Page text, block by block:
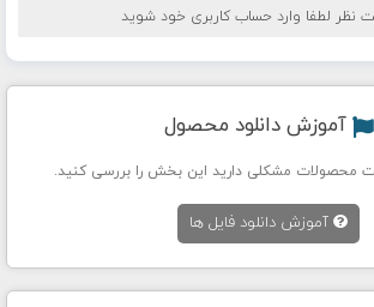
نظر لطفا وارد حساب کاربری خود شوید
آموزش دانلود محصول
محصولات مشکلی دارید این بخش را بررسی کنید.
آموزش دانلود فایل ها